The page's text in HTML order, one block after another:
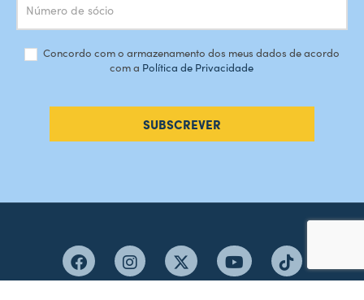
Concordo com o armazenamento dos meus dados de acordo
com a Política de Privacidade
SUBSCREVER